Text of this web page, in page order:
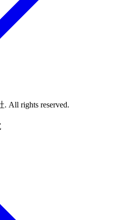
All rights reserved.